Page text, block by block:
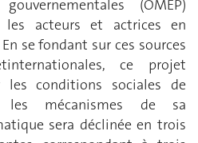
(OMEP)
les acteurs et actrices en
se fondant sur ces sources
ce projet
les conditions sociales de
mécanismes de sa
sera déclinée en trois